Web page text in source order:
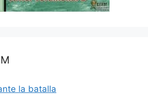
la batalla